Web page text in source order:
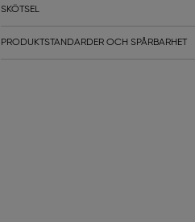
SKÖTSEL
PRODUKTSTANDARDER OCH SPÅRBARHET